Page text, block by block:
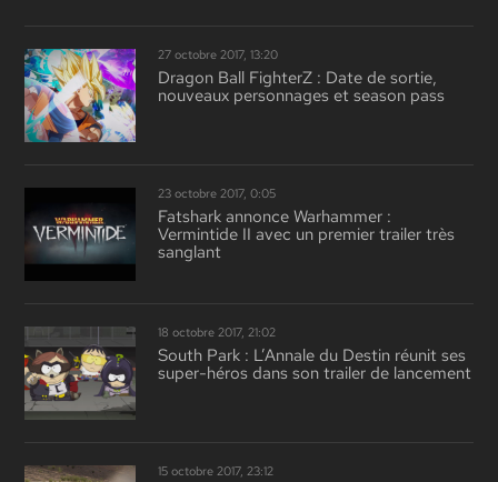
27 octobre 2017, 13:20
Dragon Ball FighterZ : Date de sortie,
nouveaux personnages et season pass
23 octobre 2017, 0:05
Fatshark annonce Warhammer :
Vermintide II avec un premier trailer très
sanglant
18 octobre 2017, 21:02
South Park : L’Annale du Destin réunit ses
super-héros dans son trailer de lancement
15 octobre 2017, 23:12